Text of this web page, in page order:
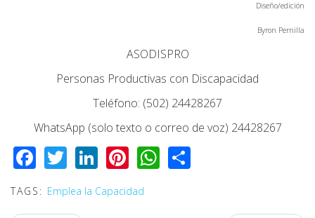
Diseño/edición
Byron Pernilla
ASODISPRO
Personas Productivas con Discapacidad
Teléfono: (502) 24428267
WhatsApp (solo texto o correo de voz) 24428267
Facebook
TwitterLinkedIn
Pinterest
WhatsApp
TAGS: Emplea la Capacidad